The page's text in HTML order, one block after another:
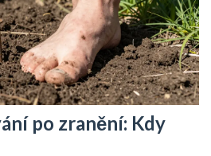
po zranění: Kdy